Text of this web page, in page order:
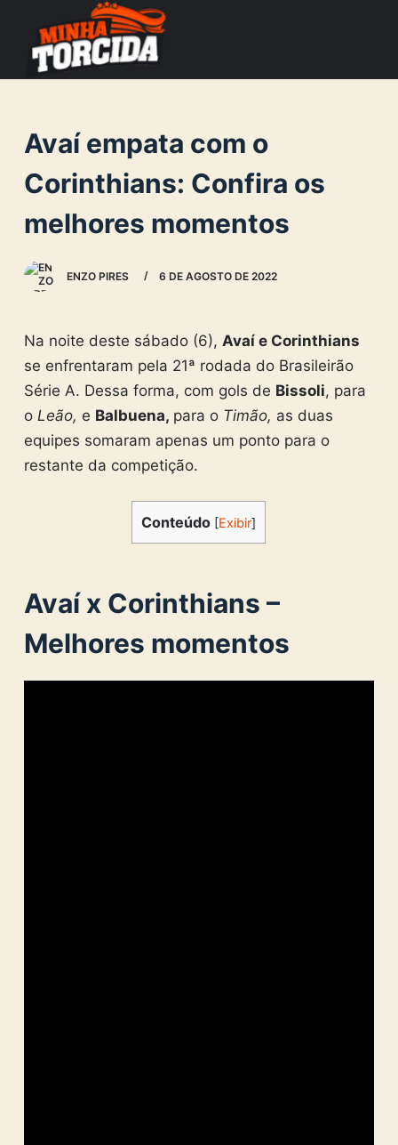
o
n
e
Avaí empata com o
Corinthians: Confira os
melhores momentos
ENZO PIRES 6 DE AGOSTO DE 2022
Na noite deste sábado (6), Avaí e Corinthians
se enfrentaram pela 21ª rodada do Brasileirão
Série A. Dessa forma, com gols de Bissoli, para
o Leão, e Balbuena, para o Timão, as duas
equipes somaram apenas um ponto para o
restante da competição.
Conteúdo [Exibir]
Avaí x Corinthians –
Melhores momentos